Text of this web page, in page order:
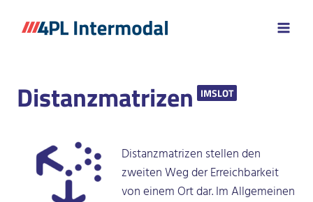
Inhalt
Distanzmatrizen IMSLOT
Distanzmatrizen stellen den
zweiten Weg der Erreichbarkeit
von einem Ort dar. Im Allgemeinen